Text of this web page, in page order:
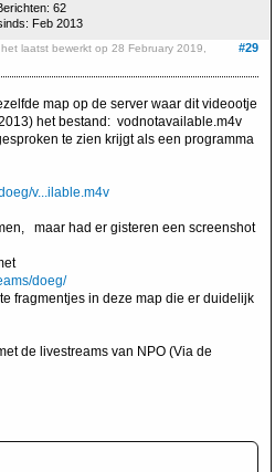
62
Feb 2013
#29
laatst bewerkt op 28 February 2019,
map op de server waar dit videootje
het bestand: vodnotavailable.m4v
te zien krijgt als een programma
v...ilable.m4v
maar had er gisteren een screenshot
doeg/
fragmentjes in deze map die er duidelijk
de livestreams van NPO (Via de